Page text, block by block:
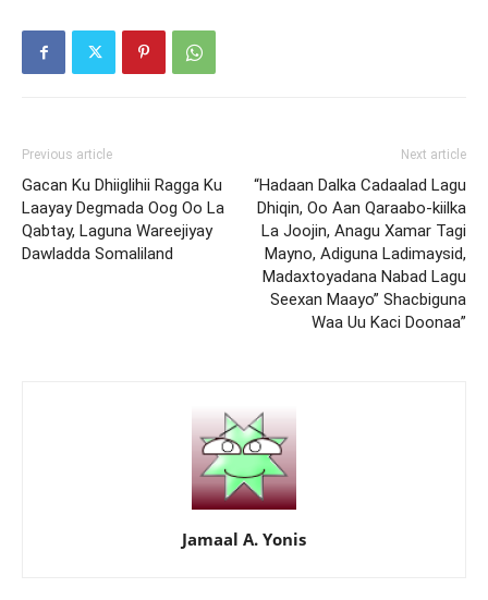
Previous article
Gacan Ku Dhiiglihii Ragga Ku
Laayay Degmada Oog Oo La
Qabtay, Laguna Wareejiyay
Dawladda Somaliland
Next article
“Hadaan Dalka Cadaalad Lagu
Dhiqin, Oo Aan Qaraabo-kiilka
La Joojin, Anagu Xamar Tagi
Mayno, Adiguna Ladimaysid,
Madaxtoyadana Nabad Lagu
Seexan Maayo” Shacbiguna
Waa Uu Kaci Doonaa”
Jamaal A. Yonis